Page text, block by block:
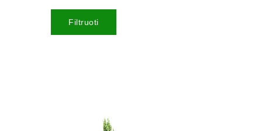
Filtruoti